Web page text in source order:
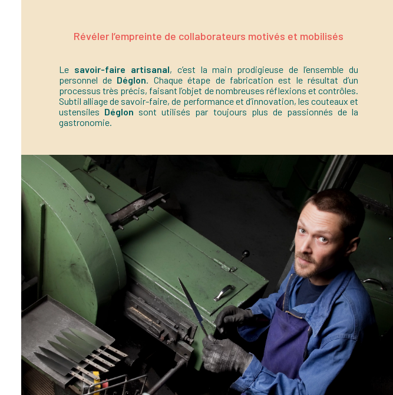
Révéler l’empreinte de collaborateurs motivés et mobilisés
Le savoir-faire artisanal, c’est la main prodigieuse de l’ensemble du
personnel de Déglon. Chaque étape de fabrication est le résultat d’un
processus très précis, faisant l’objet de nombreuses réflexions et contrôles.
Subtil alliage de savoir-faire, de performance et d’innovation, les couteaux et
ustensiles Déglon sont utilisés par toujours plus de passionnés de la
gastronomie.